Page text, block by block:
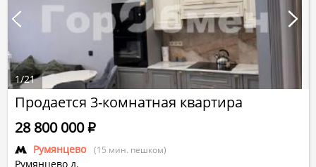
Продается 3-комнатная квартира
Румянцево (15 мин. пешком)
Румянцево д.
28 800 000Р
1/21